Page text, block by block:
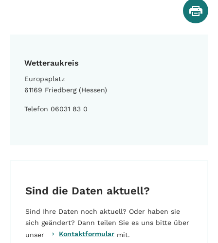
Wetteraukreis
Europaplatz
61169 Friedberg (Hessen)
Telefon 06031 83 0
Sind die Daten aktuell?
Sind Ihre Daten noch aktuell? Oder haben sie
sich geändert? Dann teilen Sie es uns bitte über
unser
Kontaktformular mit.